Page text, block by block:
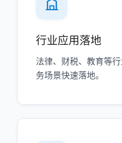
行业应用落地
法律、财税、教育等
务场景快速落地。